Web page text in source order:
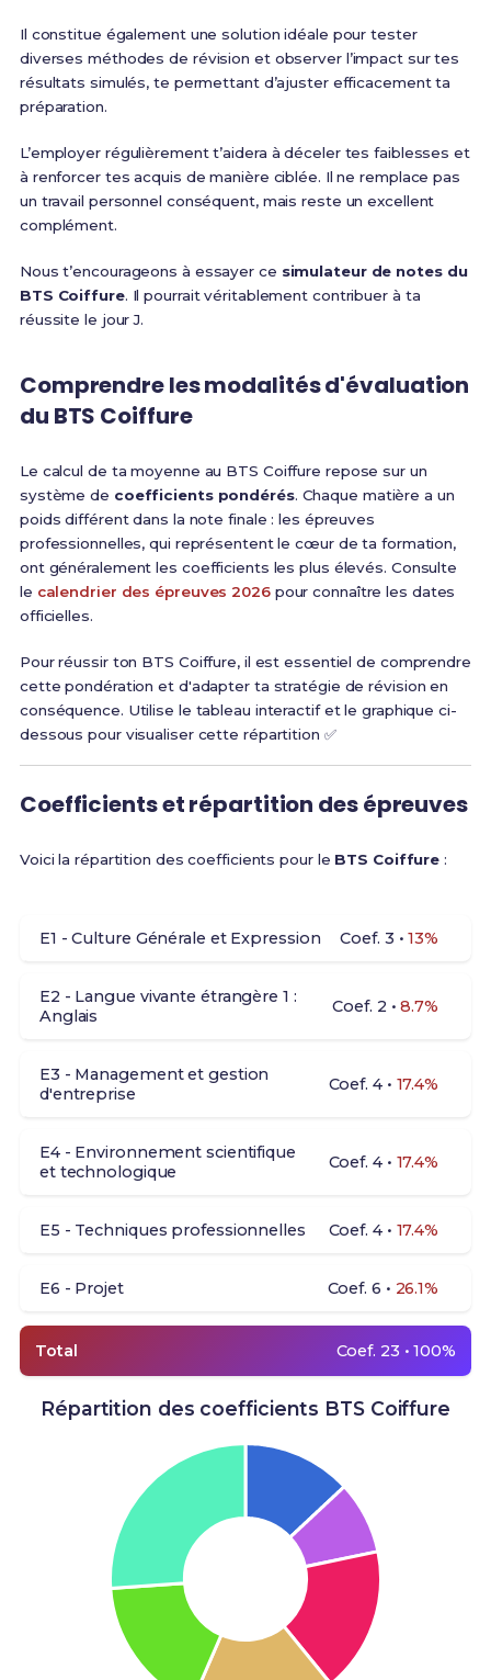
Il constitue également une solution idéale pour tester
diverses méthodes de révision et observer l’impact sur tes
résultats simulés, te permettant d’ajuster efficacement ta
préparation.
L’employer régulièrement t’aidera à déceler tes faiblesses et
à renforcer tes acquis de manière ciblée. Il ne remplace pas
un travail personnel conséquent, mais reste un excellent
complément.
Nous t’encourageons à essayer ce simulateur de notes du
BTS Coiffure. Il pourrait véritablement contribuer à ta
réussite le jour J.
Comprendre les modalités d'évaluation
du BTS Coiffure
Le calcul de ta moyenne au BTS Coiffure repose sur un
système de coefficients pondérés. Chaque matière a un
poids différent dans la note finale : les épreuves
professionnelles, qui représentent le cœur de ta formation,
ont généralement les coefficients les plus élevés. Consulte
le calendrier des épreuves 2026pour connaître les dates
officielles.
Pour réussir ton BTS Coiffure, il est essentiel de comprendre
cette pondération et d'adapter ta stratégie de révision en
conséquence. Utilise le tableau interactif et le graphique ci-
dessous pour visualiser cette répartition ✅
Coefficients et répartition des épreuves
Voici la répartition des coefficients pour le BTS Coiffure :
E1 - Culture Générale et Expression Coef. 3 •13%
E2 - Langue vivante étrangère 1 :
Anglais
Coef. 2 •8.7%
E3 - Management et gestion
d'entreprise
Coef. 4 • 17.4%
E4 - Environnement scientifique
et technologique
Coef. 4 • 17.4%
E5 - Techniques professionnelles Coef. 4 • 17.4%
E6 - Projet Coef. 6 • 26.1%
Total Coef. 23 • 100%
Répartition des coefficients BTS Coiffure